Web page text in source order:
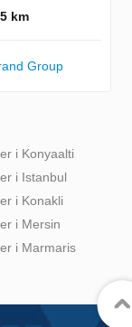
km
Group
i Konyaalti
i Istanbul
i Konakli
i Mersin
i Marmaris